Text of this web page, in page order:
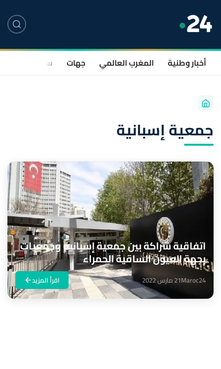
أخبار وطنية المغرب العالمي جهات سياسة
جمعية إسبانية
اتفاقية شراكة بين جمعية إسبانية وجمعيات
بجهة العيون الساقية الحمراء
Maroc2421 مارس 2022 اقرأ المزيد